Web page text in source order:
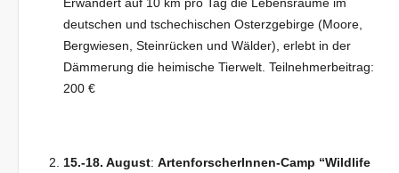
Erwandert auf 10 km pro Tag die Lebensräume im
deutschen und tschechischen Osterzgebirge (Moore,
Bergwiesen, Steinrücken und Wälder), erlebt in der
Dämmerung die heimische Tierwelt. Teilnehmerbeitrag:
200 €
15.-18. August:ArtenforscherInnen-Camp “Wildlife